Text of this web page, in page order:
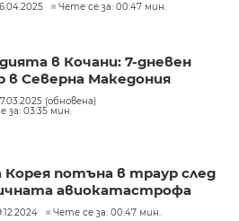
Чете се за: 00:47 мин.
в Кочани: 7-дневен
в Северна Македония
(обновена)
за: 03:35 мин.
потъна в траур след
авиокатастрофа
Чете се за: 00:47 мин.